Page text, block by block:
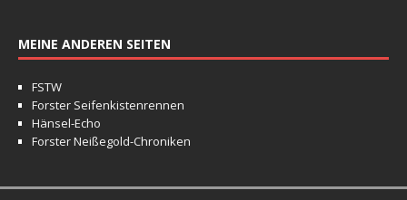
MEINE ANDEREN SEITEN
FSTW
Forster Seifenkistenrennen
Hänsel-Echo
Forster Neißegold-Chroniken